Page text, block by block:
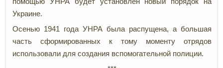
Украине.
Осенью 1941 года УНРА была распущена, а большая
часть сформированных к тому моменту отрядов
использовали для создания вспомогательной полиции.